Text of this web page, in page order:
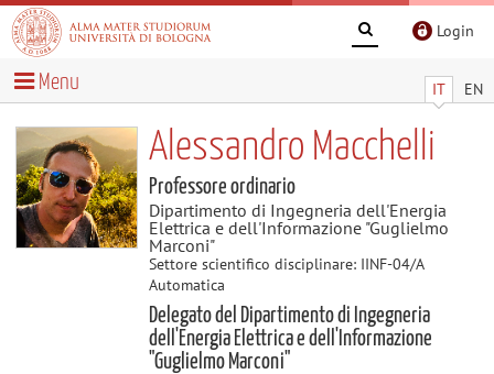
Login
IT EN
Menu
Alessandro Macchelli
Professore ordinario
Dipartimento di Ingegneria dell'Energia
Elettrica e dell'Informazione "Guglielmo
Marconi"
Settore scientifico disciplinare: IINF-04/A
Automatica
Delegato del Dipartimento di Ingegneria
dell'Energia Elettrica e dell'Informazione
"Guglielmo Marconi"